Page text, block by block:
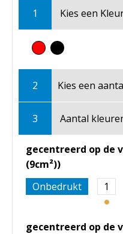
1 Kies een
2 Kies een
3 Aantal
gecentreerd op de
(9cm²))
Onbedrukt
1
gecentreerd op de